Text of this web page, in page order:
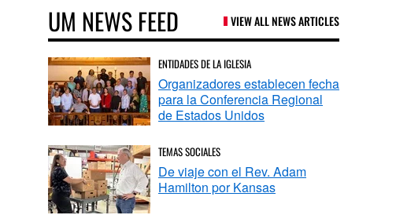
UM NEWS FEED VIEW ALL NEWS ARTICLES
ENTIDADES DE LA IGLESIA
Organizadores establecen fecha
para la Conferencia Regional
de Estados Unidos
TEMAS SOCIALES
De viaje con el Rev. Adam
Hamilton por Kansas